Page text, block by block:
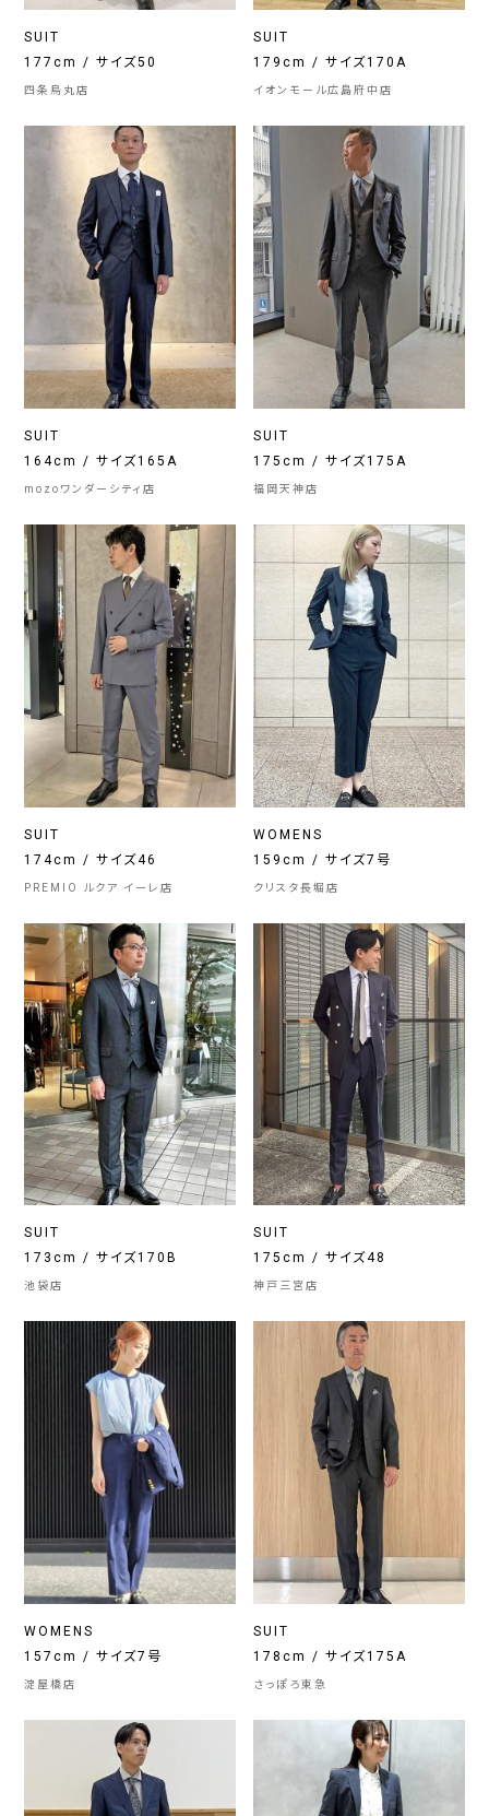
SUIT
177cm / サイズ50
四条烏丸店
SUIT
179cm / サイズ170A
イオンモール広島府中店
SUIT
164cm / サイズ165A
mozoワンダーシティ店
SUIT
175cm / サイズ175A
福岡天神店
SUIT
174cm / サイズ46
PREMIO ルクア イーレ店
WOMENS
159cm / サイズ7号
クリスタ長堀店
SUIT
173cm / サイズ170B
池袋店
SUIT
175cm / サイズ48
神戸三宮店
WOMENS
157cm / サイズ7号
淀屋橋店
SUIT
178cm / サイズ175A
さっぽろ東急